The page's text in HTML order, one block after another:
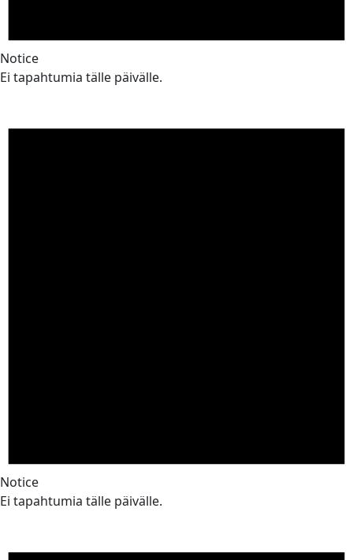
Notice
Ei tapahtumia tälle päivälle.
Notice
Ei tapahtumia tälle päivälle.